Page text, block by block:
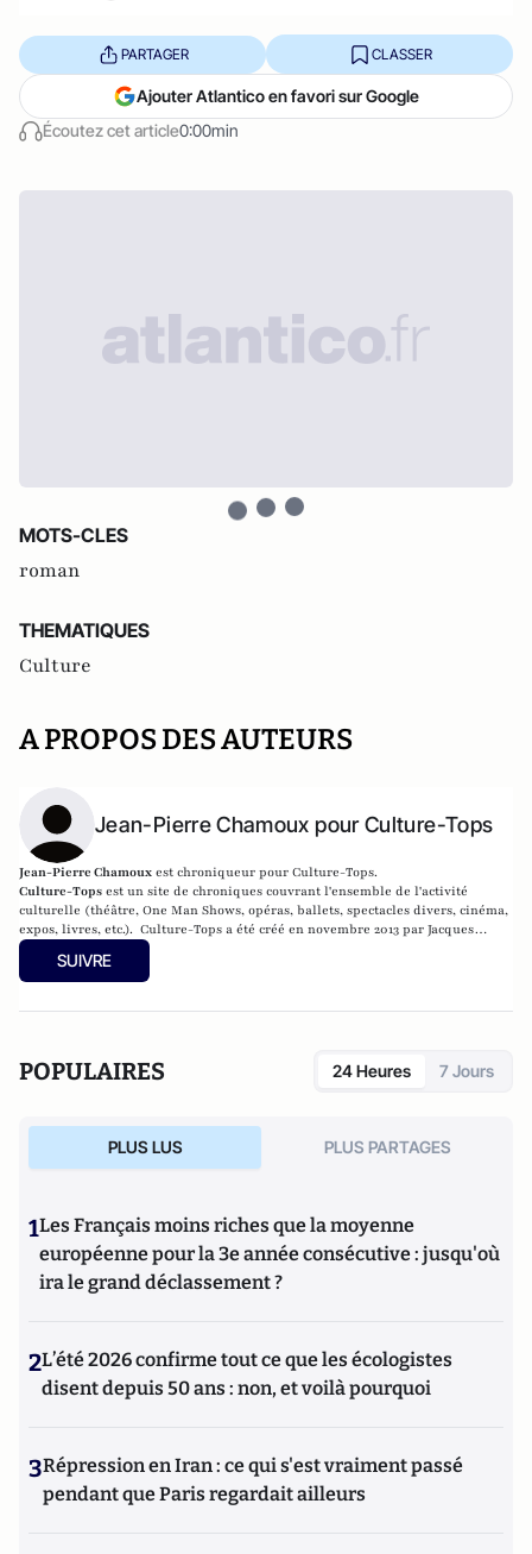
Écoutez cet article0:00min
PARTAGER CLASSER
Ajouter Atlantico en favori sur Google
MOTS-CLES
roman
THEMATIQUES
Culture
A PROPOS DES AUTEURS
Jean-Pierre Chamoux pour Culture-Tops
Jean-Pierre Chamoux est chroniqueur pour Culture-Tops.
Culture-Tops est un site de chroniques couvrant l'ensemble de l'activité
culturelle (théâtre, One Man Shows, opéras, ballets, spectacles divers, cinéma,
expos, livres, etc.). Culture-Tops a été créé en novembre 2013 par Jacques
Paugam , journaliste et écrivain, et son fils, Gabriel Lecarpentier-Paugam, 23
ans, en Master d'école de commerce, et grand amateur de One Man Shows.
SUIVRE
POPULAIRES 24 Heures 7 Jours
PLUS LUS PLUS PARTAGES
1Les Français moins riches que la moyenne
européenne pour la 3e année consécutive : jusqu'où
ira le grand déclassement ?
2L’été 2026 confirme tout ce que les écologistes
disent depuis 50 ans : non, et voilà pourquoi
3Répression en Iran : ce qui s'est vraiment passé
pendant que Paris regardait ailleurs